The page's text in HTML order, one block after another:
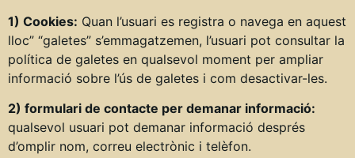
1) Cookies: Quan l’usuari es registra o navega en aquest
lloc” “galetes” s’emmagatzemen, l’usuari pot consultar la
política de galetes en qualsevol moment per ampliar
informació sobre l’ús de galetes i com desactivar-les.
2) formulari de contacte per demanar informació:
qualsevol usuari pot demanar informació després
d’omplir nom, correu electrònic i telèfon.